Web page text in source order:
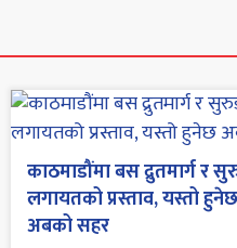
काठमाडौंमा बस द्रुतमार्ग र
लगायतको प्रस्ताव, यस्तो हुनेछ
अबको सहर